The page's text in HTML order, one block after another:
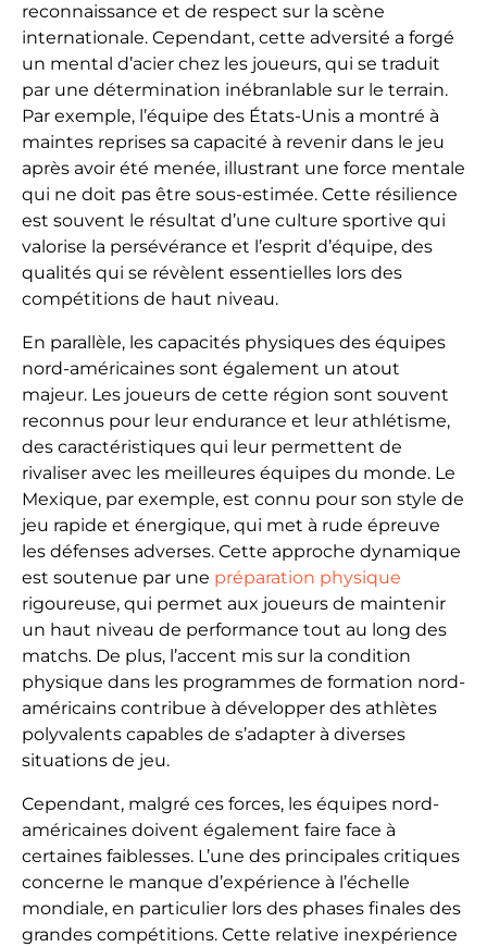
reconnaissance et de respect sur la scène
internationale. Cependant, cette adversité a forgé
un mental d’acier chez les joueurs, qui se traduit
par une détermination inébranlable sur le terrain.
Par exemple, l’équipe des États-Unis a montré à
maintes reprises sa capacité à revenir dans le jeu
après avoir été menée, illustrant une force mentale
qui ne doit pas être sous-estimée. Cette résilience
est souvent le résultat d’une culture sportive qui
valorise la persévérance et l’esprit d’équipe, des
qualités qui se révèlent essentielles lors des
compétitions de haut niveau.
En parallèle, les capacités physiques des équipes
nord-américaines sont également un atout
majeur. Les joueurs de cette région sont souvent
reconnus pour leur endurance et leur athlétisme,
des caractéristiques qui leur permettent de
rivaliser avec les meilleures équipes du monde. Le
Mexique, par exemple, est connu pour son style de
jeu rapide et énergique, qui met à rude épreuve
les défenses adverses. Cette approche dynamique
est soutenue par une préparation physique
rigoureuse, qui permet aux joueurs de maintenir
un haut niveau de performance tout au long des
matchs. De plus, l’accent mis sur la condition
physique dans les programmes de formation nord-
américains contribue à développer des athlètes
polyvalents capables de s’adapter à diverses
situations de jeu.
Cependant, malgré ces forces, les équipes nord-
américaines doivent également faire face à
certaines faiblesses. L’une des principales critiques
concerne le manque d’expérience à l’échelle
mondiale, en particulier lors des phases finales des
grandes compétitions. Cette relative inexpérience